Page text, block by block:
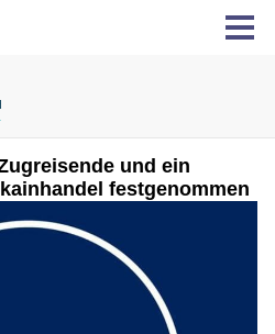
und ein
festgenommen